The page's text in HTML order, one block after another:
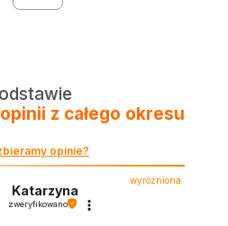
opinii z całego okresu
opinie?
wyróżniona
Katarzyna
zweryfikowano